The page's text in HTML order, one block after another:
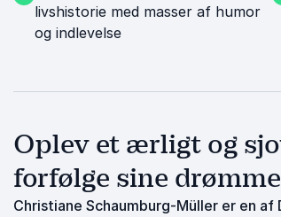
livshistorie med masser af humor
og indlevelse
Oplev et ærligt og
forfølge sine drømme
Christiane Schaumburg-Müller er en